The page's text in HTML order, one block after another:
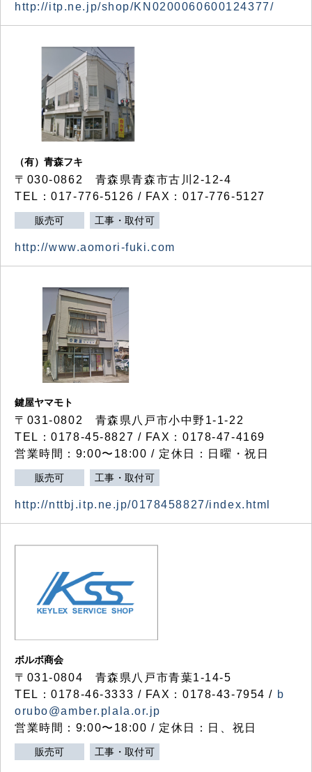
http://itp.ne.jp/shop/KN0200060600124377/
（有）青森フキ
〒030-0862 青森県青森市古川2-12-4
TEL：017-776-5126 / FAX：017-776-5127
販売可 工事・取付可
http://www.aomori-fuki.com
鍵屋ヤマモト
〒031-0802 青森県八戸市小中野1-1-22
TEL：0178-45-8827 / FAX：0178-47-4169
営業時間：9:00〜18:00 / 定休日：日曜・祝日
販売可 工事・取付可
http://nttbj.itp.ne.jp/0178458827/index.html
ボルボ商会
〒031-0804 青森県八戸市青葉1-14-5
TEL：0178-46-3333 / FAX：0178-43-7954 / b
orubo@amber.plala.or.jp
営業時間：9:00〜18:00 / 定休日：日、祝日
販売可 工事・取付可